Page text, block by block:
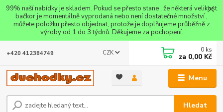
99% naší nabídky je skladem. Pokud se přesto stane , že některá velikost
bačkor je momentálně vyprodaná nebo není dostatečné množství ,
můžete položku přesto objednat, protože je doplňujeme průběžně z
výroby od 1 do 3 týdnů. Děkujeme za pochopení.
Menu
CZK
Hledat
+420 412384749 0 ks
za 0,00 Kč